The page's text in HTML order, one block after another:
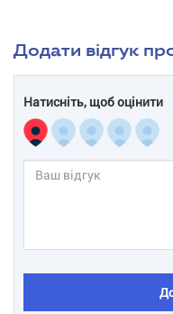
Додати відгук
Натисніть, щоб оцінити